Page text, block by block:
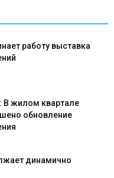
работу выставка
В жилом квартале
обновление
динамично